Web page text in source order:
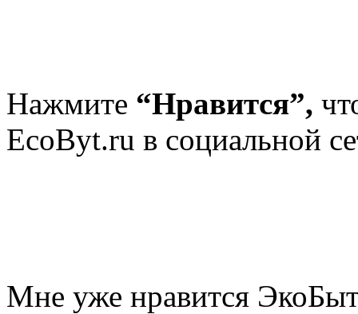
Нажмите “Нравится”,
EcoByt.ru в социальной
Мне уже нравится